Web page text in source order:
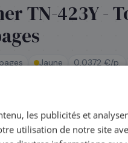
TN-423Y -
Jaune 0,0372 €/p.
le jour même — commandez
impression :0,0372 €
les publicités et
utilisation de notre site